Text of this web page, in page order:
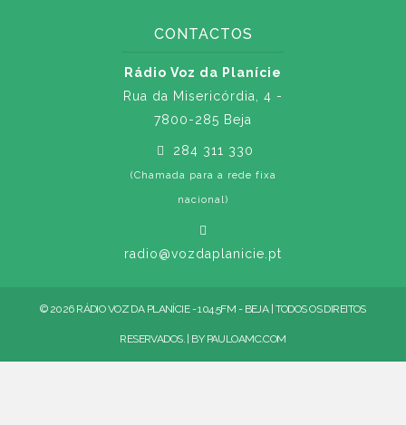
CONTACTOS
Rádio Voz da Planície
Rua da Misericórdia, 4 -
7800-285 Beja
284 311 330
(Chamada para a rede fixa
nacional)
radio@vozdaplanicie.pt
© 2026 RÁDIO VOZ DA PLANÍCIE - 104.5FM - BEJA | TODOS OS DIREITOS
RESERVADOS. | BY PAULOAMC.COM